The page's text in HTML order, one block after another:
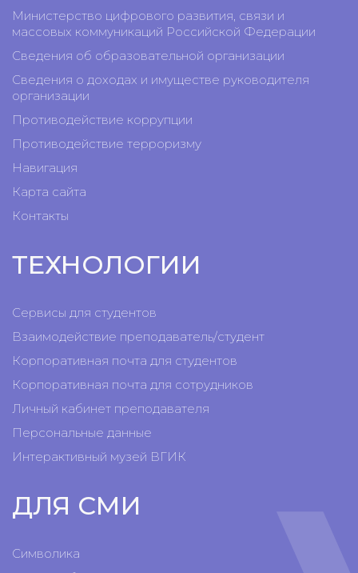
Министерство цифрового развития, связи и
массовых коммуникаций Российской Федерации
Сведения об образовательной организации
Сведения о доходах и имуществе руководителя
организации
Противодействие коррупции
Противодействие терроризму
Навигация
Карта сайта
Контакты
ТЕХНОЛОГИИ
Сервисы для студентов
Взаимодействие преподаватель/студент
Корпоративная почта для студентов
Корпоративная почта для сотрудников
Личный кабинет преподавателя
Персональные данные
Интерактивный музей ВГИК
ДЛЯ СМИ
Символика